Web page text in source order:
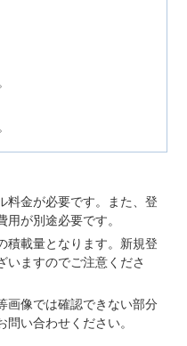
料金が必要です。また、登
が別途必要です。
積載量となります。新規登
いますのでご注意くださ
画像では確認できない部分
い合わせください。